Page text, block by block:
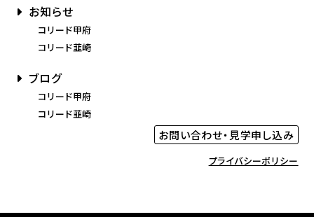
お知らせ
コリード甲府
コリード韮崎
ブログ
コリード甲府
コリード韮崎
お問い合わせ・見学申し込み
プライバシーポリシー